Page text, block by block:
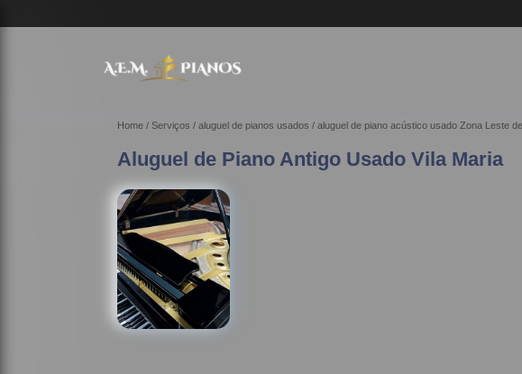
Home Serviços aluguel de pianos usados aluguel de piano acústico usado Zona Leste
Aluguel de Piano Antigo Usado Vila Maria